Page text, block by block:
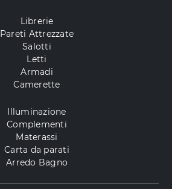
Librerie
Pareti Attrezzate
Salotti
Letti
Armadi
Camerette
Illuminazione
Complementi
Materassi
Carta da parati
Arredo Bagno